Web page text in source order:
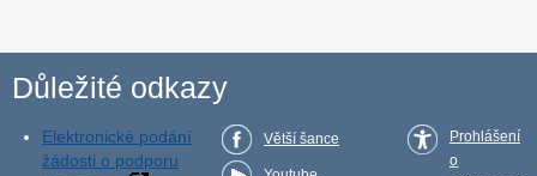
Důležité odkazy
Elektronické podání
žádosti o podporu
Větší šance
Prohlášení
o